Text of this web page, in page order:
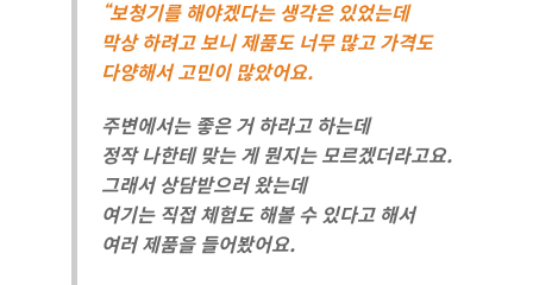
“보청기를 해야겠다는 생각은 있었는데
막상 하려고 보니 제품도 너무 많고 가격도
다양해서 고민이 많았어요.
주변에서는 좋은 거 하라고 하는데
정작 나한테 맞는 게 뭔지는 모르겠더라고요.
그래서 상담받으러 왔는데
여기는 직접 체험도 해볼 수 있다고 해서
여러 제품을 들어봤어요.